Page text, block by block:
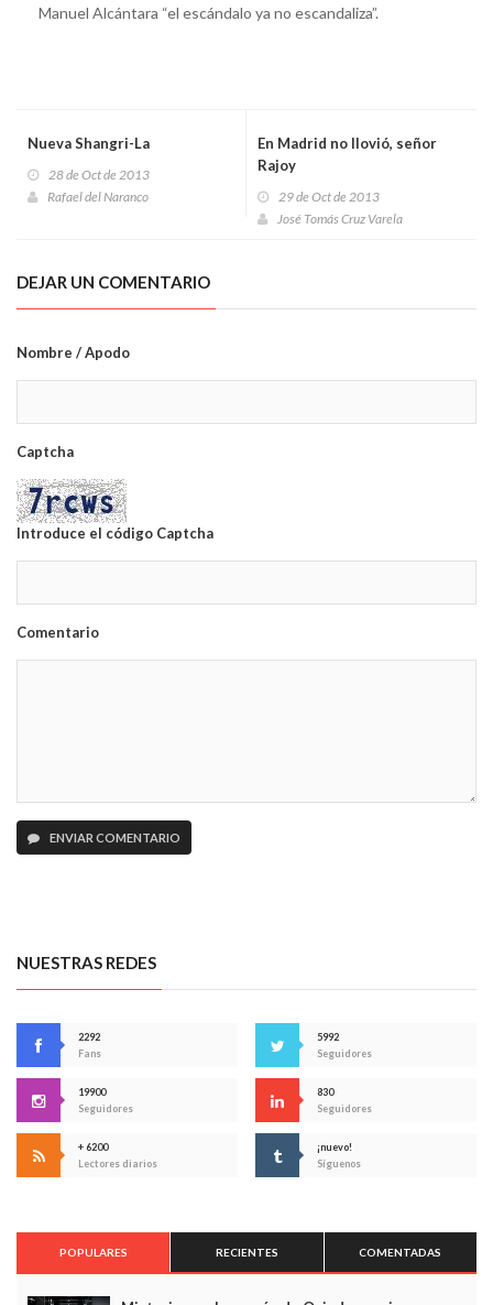
Manuel Alcántara “el escándalo ya no escandaliza”.
Nueva Shangri-La
28 de Oct de 2013
Rafael del Naranco
En Madrid no llovió, señor
Rajoy
29 de Oct de 2013
José Tomás Cruz Varela
DEJAR UN COMENTARIO
Nombre / Apodo
Captcha
Introduce el código Captcha
Comentario
ENVIAR COMENTARIO
NUESTRAS REDES
2292
Fans
5992
Seguidores
19900
Seguidores
830
Seguidores
+ 6200
Lectores diarios
¡nuevo!
Síguenos
POPULARES RECIENTES COMENTADAS